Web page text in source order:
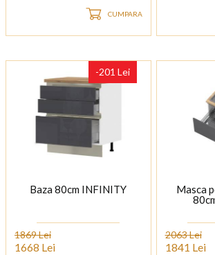
CUMPARA
-201 Lei
Baza 80cm INFINITY
1869 Lei
1668 Lei
Masca
2063 Lei
1841 Lei